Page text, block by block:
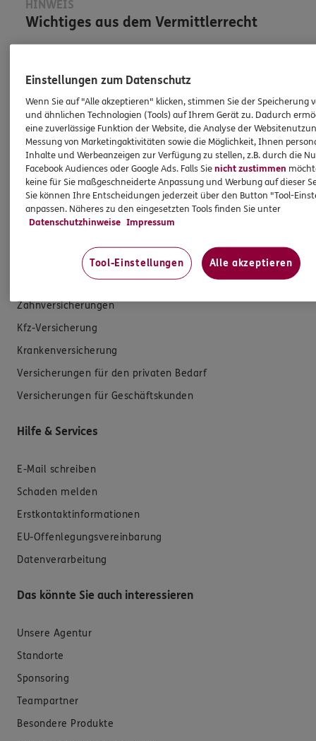
HINWEIS
Wichtiges aus dem Vermittlerrecht
Person zu geben. Sowohl Ihr Schutz als Verbraucher
sowie auch gesetzliche Regelungen halten mich
dazu an. Ich biete Beratung an, für die
Versicherungsvermittlung erhalte ich Provision,
ferner sonstige Zuwendungen.
Mehr Informationen
Zahnversicherungen
Kfz-Versicherung
Krankenversicherung
Versicherungen für den privaten Bedarf
Versicherungen für Geschäftskunden
Hilfe & Services
E-Mail schreiben
Schaden melden
Erstkontaktinformationen
EU-Offenlegungsvereinbarung
Datenverarbeitung
Das könnte Sie auch interessieren
Unsere Agentur
Standorte
Sponsoring
Teampartner
Besondere Produkte
Einstellungen zum Datenschutz
Wenn Sie auf "Alle akzeptieren" klicken, stimmen Sie der Speicherung
und ähnlichen Technologien (Tools) auf Ihrem Gerät zu. Dadurch
eine zuverlässige Funktion der Website, die Analyse der
Messung von Marketingaktivitäten sowie die Möglichkeit, Ihnen
Inhalte und Werbeanzeigen zur Verfügung zu stellen, z.B. durch die
Facebook Audiences oder Google Ads. Falls Sienicht zustimmen
keine für Sie maßgeschneiderte Anpassung und Werbung auf dieser
Sie können Ihre Entscheidungen jederzeit über den Button "Tool-
anpassen. Näheres zu den eingesetzten Tools finden Sie unter
Datenschutzhinweise Impressum
Tool-Einstellungen Alle akzeptieren